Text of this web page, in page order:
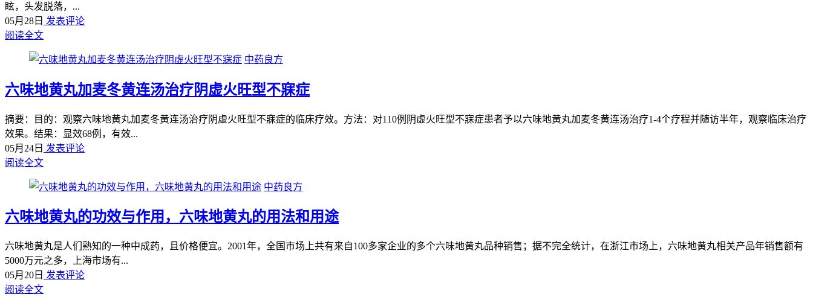
眩，头发脱落，...
05月28日 发表评论
阅读全文
中药良方
六味地黄丸加麦冬黄连汤治疗阴虚火旺型不寐症
摘要：目的：观察六味地黄丸加麦冬黄连汤治疗阴虚火旺型不寐症的临床疗效。方法：对110例阴虚火旺型不寐症患者予以六味地黄丸加麦冬黄连汤治疗1-4个疗程并随访半年，观察临床治疗
效果。结果：显效68例，有效...
05月24日 发表评论
阅读全文
中药良方
六味地黄丸的功效与作用，六味地黄丸的用法和用途
六味地黄丸是人们熟知的一种中成药，且价格便宜。2001年，全国市场上共有来自100多家企业的多个六味地黄丸品种销售；据不完全统计，在浙江市场上，六味地黄丸相关产品年销售额有
5000万元之多，上海市场有...
05月20日 发表评论
阅读全文